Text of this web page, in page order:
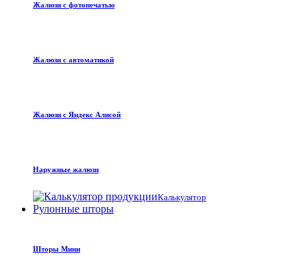
Жалюзи с фотопечатью
Жалюзи с автоматикой
Жалюзи с Яндекс Алисой
Наружные жалюзи
Калькулятор
Рулонные шторы
Шторы Мини